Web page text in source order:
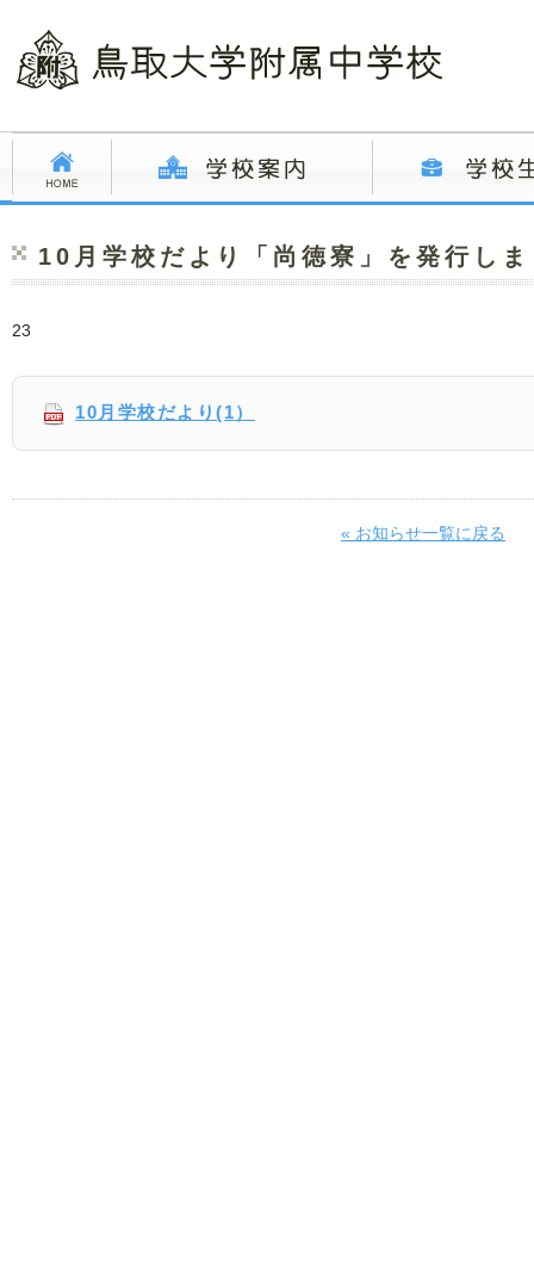
10月学校だより「尚徳寮」を発行し
23
10月学校だより(1）
« お知らせ一覧に戻る